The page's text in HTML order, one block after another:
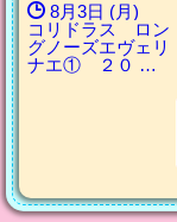
8月3日 (月)
コリドラス ロン
グノーズエヴェリ
ナエ① ２０ …